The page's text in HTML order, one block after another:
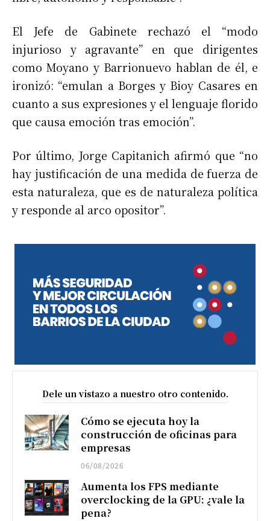
El Jefe de Gabinete rechazó el “modo
injurioso y agravante” en que dirigentes
como Moyano y Barrionuevo hablan de él, e
ironizó: “emulan a Borges y Bioy Casares en
cuanto a sus expresiones y el lenguaje florido
que causa emoción tras emoción”.
Por último, Jorge Capitanich afirmó que “no
hay justificación de una medida de fuerza de
esta naturaleza, que es de naturaleza política
y responde al arco opositor”.
Dele un vistazo a nuestro otro contenido.
Cómo se ejecuta hoy la
construcción de oficinas para
empresas
06/08/2026
Aumenta los FPS mediante
overclocking de la GPU: ¿vale la
pena?